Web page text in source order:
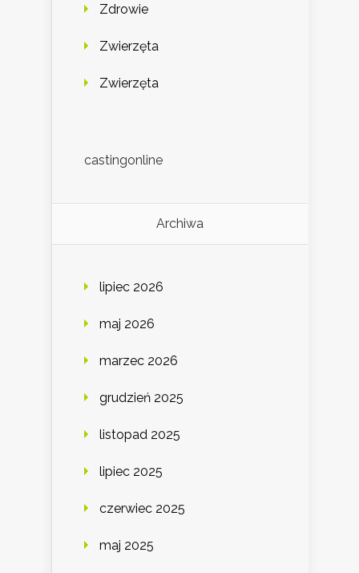
Zdrowie
Zwierzęta
Zwierzęta
castingonline
Archiwa
lipiec 2026
maj 2026
marzec 2026
grudzień 2025
listopad 2025
lipiec 2025
czerwiec 2025
maj 2025